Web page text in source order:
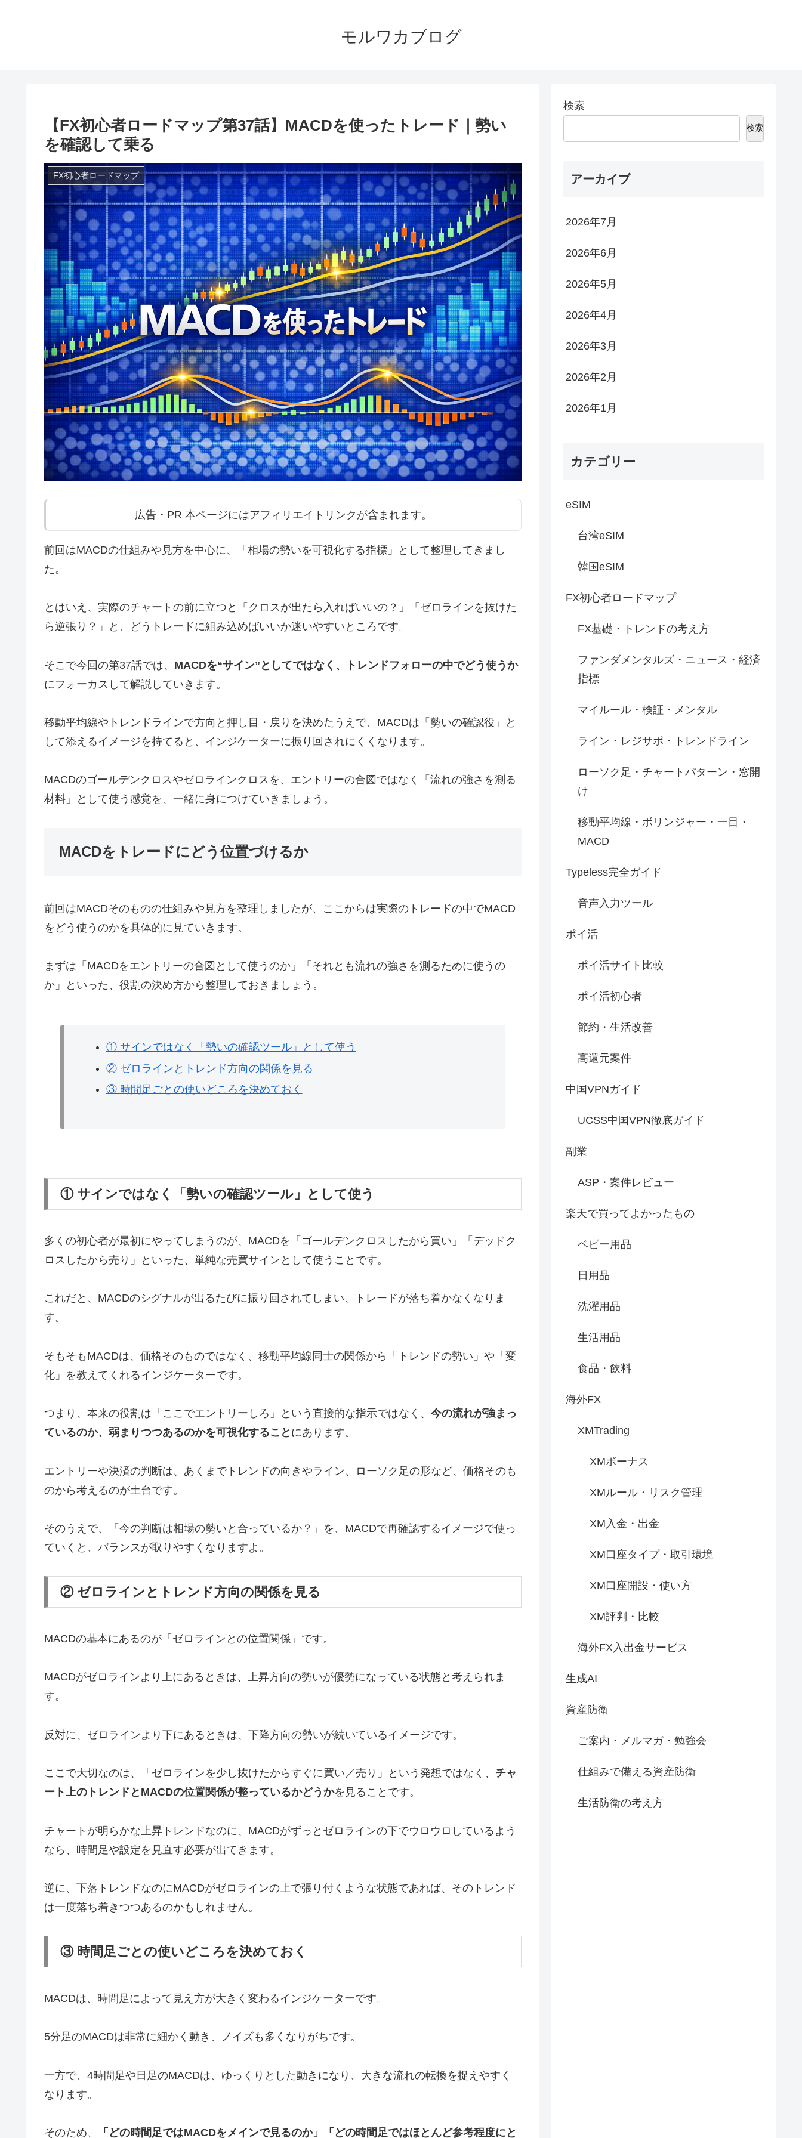
モルワカブログ
【FX初心者ロードマップ第37話】MACDを使ったトレード｜勢い
を確認して乗る
FX初心者ロードマップ
広告・PR 本ページにはアフィリエイトリンクが含まれます。
前回はMACDの仕組みや見方を中心に、「相場の勢いを可視化する指標」として整理してきまし
た。
とはいえ、実際のチャートの前に立つと「クロスが出たら入ればいいの？」「ゼロラインを抜けた
ら逆張り？」と、どうトレードに組み込めばいいか迷いやすいところです。
そこで今回の第37話では、 MACDを“サイン”としてではなく、トレンドフォローの中でどう使うか
にフォーカスして解説していきます。
移動平均線やトレンドラインで方向と押し目・戻りを決めたうえで、MACDは「勢いの確認役」と
して添えるイメージを持てると、インジケーターに振り回されにくくなります。
MACDのゴールデンクロスやゼロラインクロスを、エントリーの合図ではなく「流れの強さを測る
材料」として使う感覚を、一緒に身につけていきましょう。
MACDをトレードにどう位置づけるか
前回はMACDそのものの仕組みや見方を整理しましたが、ここからは実際のトレードの中でMACD
をどう使うのかを具体的に見ていきます。
まずは「MACDをエントリーの合図として使うのか」「それとも流れの強さを測るために使うの
か」といった、役割の決め方から整理しておきましょう。
① サインではなく「勢いの確認ツール」として使う
② ゼロラインとトレンド方向の関係を見る
③ 時間足ごとの使いどころを決めておく
① サインではなく「勢いの確認ツール」として使う
多くの初心者が最初にやってしまうのが、MACDを「ゴールデンクロスしたから買い」「デッドク
ロスしたから売り」といった、単純な売買サインとして使うことです。
これだと、MACDのシグナルが出るたびに振り回されてしまい、トレードが落ち着かなくなりま
す。
そもそもMACDは、価格そのものではなく、移動平均線同士の関係から「トレンドの勢い」や「変
化」を教えてくれるインジケーターです。
つまり、本来の役割は「ここでエントリーしろ」という直接的な指示ではなく、 今の流れが強まっ
ているのか、弱まりつつあるのかを可視化すること にあります。
エントリーや決済の判断は、あくまでトレンドの向きやライン、ローソク足の形など、価格そのも
のから考えるのが土台です。
そのうえで、「今の判断は相場の勢いと合っているか？」を、MACDで再確認するイメージで使っ
ていくと、バランスが取りやすくなりますよ。
② ゼロラインとトレンド方向の関係を見る
MACDの基本にあるのが「ゼロラインとの位置関係」です。
MACDがゼロラインより上にあるときは、上昇方向の勢いが優勢になっている状態と考えられま
す。
反対に、ゼロラインより下にあるときは、下降方向の勢いが続いているイメージです。
ここで大切なのは、「ゼロラインを少し抜けたからすぐに買い／売り」という発想ではなく、 チャ
ート上のトレンドとMACDの位置関係が整っているかどうかを見ることです。
チャートが明らかな上昇トレンドなのに、MACDがずっとゼロラインの下でウロウロしているよう
なら、時間足や設定を見直す必要が出てきます。
逆に、下落トレンドなのにMACDがゼロラインの上で張り付くような状態であれば、そのトレンド
は一度落ち着きつつあるのかもしれません。
③ 時間足ごとの使いどころを決めておく
MACDは、時間足によって見え方が大きく変わるインジケーターです。
5分足のMACDは非常に細かく動き、ノイズも多くなりがちです。
一方で、4時間足や日足のMACDは、ゆっくりとした動きになり、大きな流れの転換を捉えやすく
なります。
そのため、 「どの時間足ではMACDをメインで見るのか」「どの時間足ではほとんど参考程度にと
検索
検索
アーカイブ
2026年7月
2026年6月
2026年5月
2026年4月
2026年3月
2026年2月
2026年1月
カテゴリー
eSIM
台湾eSIM
韓国eSIM
FX初心者ロードマップ
FX基礎・トレンドの考え方
ファンダメンタルズ・ニュース・経済
指標
マイルール・検証・メンタル
ライン・レジサポ・トレンドライン
ローソク足・チャートパターン・窓開
け
移動平均線・ボリンジャー・一目・
MACD
Typeless完全ガイド
音声入力ツール
ポイ活
ポイ活サイト比較
ポイ活初心者
節約・生活改善
高還元案件
中国VPNガイド
UCSS中国VPN徹底ガイド
副業
ASP・案件レビュー
楽天で買ってよかったもの
ベビー用品
日用品
洗濯用品
生活用品
食品・飲料
海外FX
XMTrading
XMボーナス
XMルール・リスク管理
XM入金・出金
XM口座タイプ・取引環境
XM口座開設・使い方
XM評判・比較
海外FX入出金サービス
生成AI
資産防衛
ご案内・メルマガ・勉強会
仕組みで備える資産防衛
生活防衛の考え方